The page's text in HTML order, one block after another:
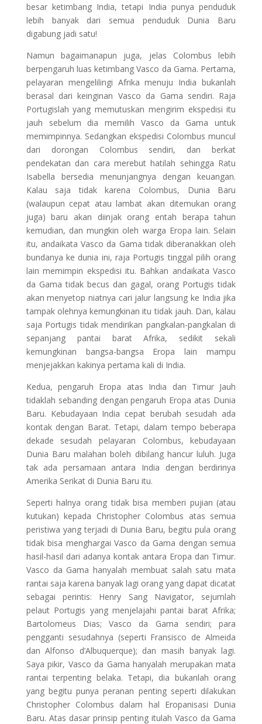
besar ketimbang India, tetapi India punya penduduk
lebih banyak dari semua penduduk Dunia Baru
digabung jadi satu!
Namun bagaimanapun juga, jelas Colombus lebih
berpengaruh luas ketimbang Vasco da Gama. Pertama,
pelayaran mengelilingi Afrika menuju India bukanlah
berasal dari keinginan Vasco da Gama sendiri. Raja
Portugislah yang memutuskan mengirim ekspedisi itu
jauh sebelum dia memilih Vasco da Gama untuk
memimpinnya. Sedangkan ekspedisi Colombus muncul
dari dorongan Colombus sendiri, dan berkat
pendekatan dan cara merebut hatilah sehingga Ratu
Isabella bersedia menunjangnya dengan keuangan.
Kalau saja tidak karena Colombus, Dunia Baru
(walaupun cepat atau lambat akan ditemukan orang
juga) baru akan diinjak orang entah berapa tahun
kemudian, dan mungkin oleh warga Eropa lain. Selain
itu, andaikata Vasco da Gama tidak diberanakkan oleh
bundanya ke dunia ini, raja Portugis tinggal pilih orang
lain memimpin ekspedisi itu. Bahkan andaikata Vasco
da Gama tidak becus dan gagal, orang Portugis tidak
akan menyetop niatnya cari jalur langsung ke India jika
tampak olehnya kemungkinan itu tidak jauh. Dan, kalau
saja Portugis tidak mendirikan pangkalan-pangkalan di
sepanjang pantai barat Afrika, sedikit sekali
kemungkinan bangsa-bangsa Eropa lain mampu
menjejakkan kakinya pertama kali di India.
Kedua, pengaruh Eropa atas India dan Timur Jauh
tidaklah sebanding dengan pengaruh Eropa atas Dunia
Baru. Kebudayaan India cepat berubah sesudah ada
kontak dengan Barat. Tetapi, dalam tempo beberapa
dekade sesudah pelayaran Colombus, kebudayaan
Dunia Baru malahan boleh dibilang hancur luluh. Juga
tak ada persamaan antara India dengan berdirinya
Amerika Serikat di Dunia Baru itu.
Seperti halnya orang tidak bisa memberi pujian (atau
kutukan) kepada Christopher Colombus atas semua
peristiwa yang terjadi di Dunia Baru, begitu pula orang
tidak bisa menghargai Vasco da Gama dengan semua
hasil-hasil dari adanya kontak antara Eropa dan Timur.
Vasco da Gama hanyalah membuat salah satu mata
rantai saja karena banyak lagi orang yang dapat dicatat
sebagai perintis: Henry Sang Navigator, sejumlah
pelaut Portugis yang menjelajahi pantai barat Afrika;
Bartolomeus Dias; Vasco da Gama sendiri; para
pengganti sesudahnya (seperti Fransisco de Almeida
dan Alfonso d’Albuquerque); dan masih banyak lagi.
Saya pikir, Vasco da Gama hanyalah merupakan mata
rantai terpenting belaka. Tetapi, dia bukanlah orang
yang begitu punya peranan penting seperti dilakukan
Christopher Colombus dalam hal Eropanisasi Dunia
Baru. Atas dasar prinsip penting itulah Vasco da Gama